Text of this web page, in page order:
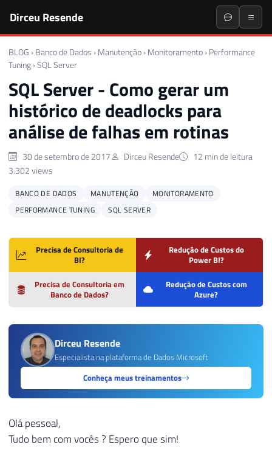
Dirceu Resende
BLOG › Banco de Dados › Manutenção › Monitoramento › Performance
Tuning ›SQL Server
SQL Server - Como gerar um
histórico de deadlocks para
análise de falhas em rotinas
30 de setembro de 2017 Dirceu Resende
12 min de leitura
3.302 views
BANCO DE DADOS MANUTENÇÃO
MONITORAMENTO
PERFORMANCE TUNING
SQL SERVER
Precisa de Consultoria de
BI?
Redução de Custos do
Power BI?
Precisa de Consultoria em
Banco de Dados?
Redução de Custos com
Azure?
Dirceu Resende
Especialista na plataforma de Dados Microsoft
Conheça meus treinamentos
Olá pessoal,
Tudo bem com vocês ? Espero que sim!